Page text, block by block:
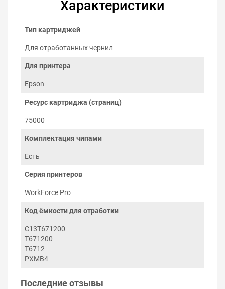
Советы по продлению срока
Используйте чернила проверенных
устранять засорение частыми прочистками.
неделю и чернила не будут засыхать в дюзах
Решили купить ёмкость отработанных чернил T6712
для принтера Epson WorkForce Pro WF-8590DWF —
оформите заказ или напишите онлайн-консультанту.
Характеристики
Тип картриджей
Для отработанных чернил
Для принтера
Epson
Ресурс картриджа (страниц)
75000
Комплектация чипами
Есть
Серия принтеров
WorkForce Pro
Код ёмкости для отработки
C13T671200
T671200
T6712
PXMB4
Последние отзывы